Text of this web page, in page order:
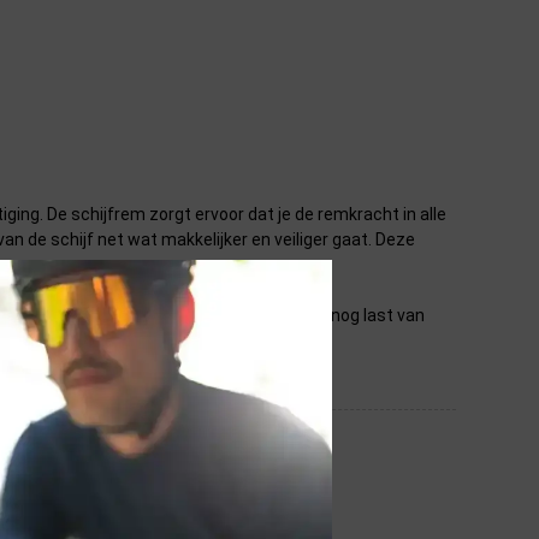
De schijfrem zorgt ervoor dat je de remkracht in alle
de schijf net wat makkelijker en veiliger gaat. Deze
van je remschijven. Heb je daarna nog last van